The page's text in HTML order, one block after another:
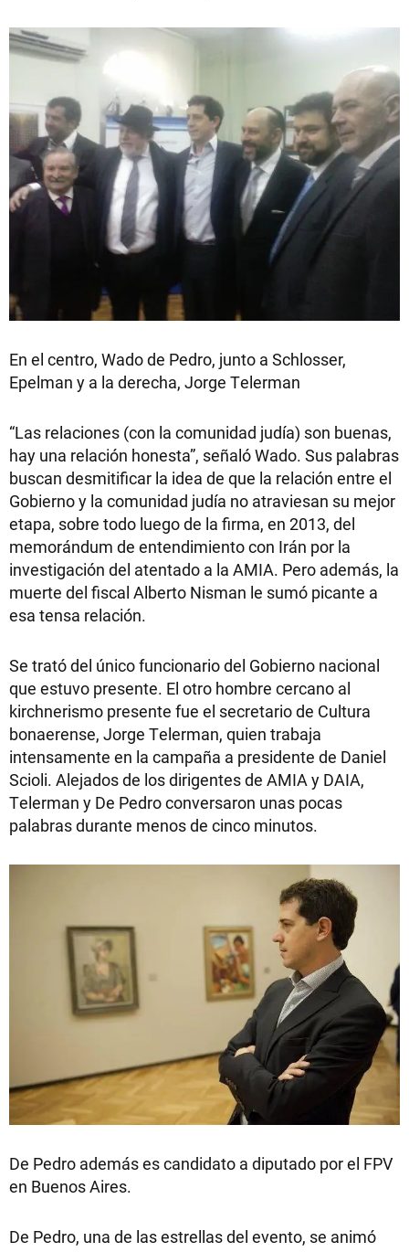
En el centro, Wado de Pedro, junto a Schlosser,
Epelman y a la derecha, Jorge Telerman
“Las relaciones (con la comunidad judía) son buenas,
hay una relación honesta”, señaló Wado. Sus palabras
buscan desmitificar la idea de que la relación entre el
Gobierno y la comunidad judía no atraviesan su mejor
etapa, sobre todo luego de la firma, en 2013, del
memorándum de entendimiento con Irán por la
investigación del atentado a la AMIA. Pero además, la
muerte del fiscal Alberto Nisman le sumó picante a
esa tensa relación.
Se trató del único funcionario del Gobierno nacional
que estuvo presente. El otro hombre cercano al
kirchnerismo presente fue el secretario de Cultura
bonaerense, Jorge Telerman, quien trabaja
intensamente en la campaña a presidente de Daniel
Scioli. Alejados de los dirigentes de AMIA y DAIA,
Telerman y De Pedro conversaron unas pocas
palabras durante menos de cinco minutos.
De Pedro además es candidato a diputado por el FPV
en Buenos Aires.
De Pedro, una de las estrellas del evento, se animó